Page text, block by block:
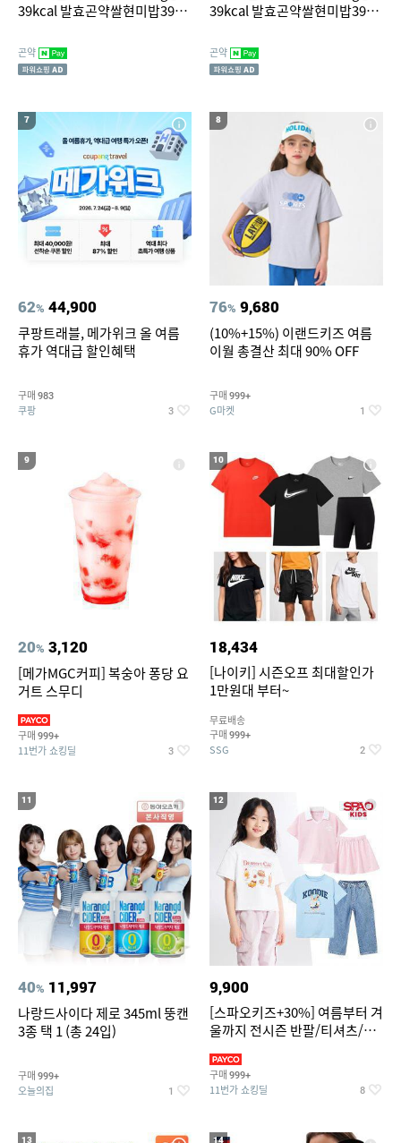
39kcal 발효곤약쌀현미밥39
곤약
39kcal 발효곤약쌀현미밥39
곤약
7
62% 44,900
쿠팡트래블, 메가위크 올 여름
휴가 역대급 할인혜택
구매 983
쿠팡 3
8
76% 9,680
(10%+15%) 이랜드키즈 여름
이월 총결산 최대 90% OFF
구매 999+
G마켓 1
9
20% 3,120
[메가MGC커피] 복숭아 퐁당 요
거트 스무디
구매 999+
11번가 쇼킹딜 3
10
18,434
[나이키] 시즌오프 최대할인가
1만원대 부터~
무료배송
구매 999+
SSG 2
11
40% 11,997
나랑드사이다 제로 345ml 뚱캔
3종 택 1 (총 24입)
구매 999+
오늘의집 1
12
9,900
[스파오키즈+30%] 여름부터 겨
울까지 전시즌 반팔/티셔츠/셋
구매 999+
11번가 쇼킹딜 8
13 14